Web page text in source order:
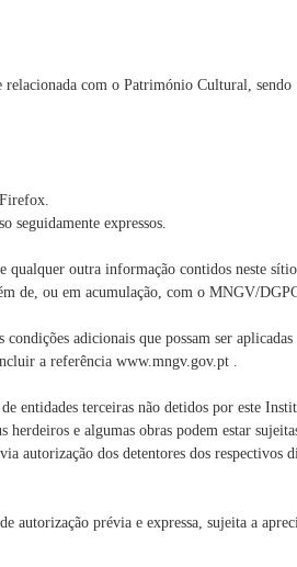
com o Património Cultural, sendo
expressos.
qualquer outra informação contidos neste
de, ou em acumulação, com o MNGV/
adicionais que possam ser aplicadas
a referência www.mngv.gov.pt .
entidades terceiras não detidos por este
e algumas obras podem estar
autorização dos detentores dos respectivos
autorização prévia e expressa, sujeita a